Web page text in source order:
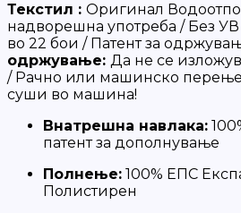
Текстил : Оригинал
надворешна употреба / Без УВ
во 22 бои / Патент за
одржување: Да не се
/ Рачно или машинско перење
суши во машина!
Внатрешна навлака:
патент за дополнување
Полнење: 100% ЕПС
Полистирен